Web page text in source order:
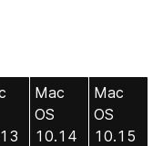
Mac
OS
10.14
Mac
OS
10.15